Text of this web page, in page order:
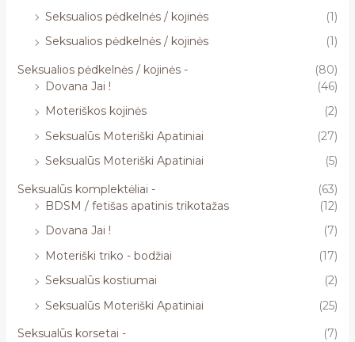
Seksualios pėdkelnės / kojinės
(1)
Seksualios pėdkelnės / kojinės
(1)
Seksualios pėdkelnės / kojinės -
(80)
Dovana Jai !
(46)
Moteriškos kojinės
(2)
Seksualūs Moteriški Apatiniai
(27)
Seksualūs Moteriški Apatiniai
(5)
Seksualūs komplektėliai -
(63)
BDSM / fetišas apatinis trikotažas
(12)
Dovana Jai !
(7)
Moteriški triko - bodžiai
(17)
Seksualūs kostiumai
(2)
Seksualūs Moteriški Apatiniai
(25)
Seksualūs korsetai -
(7)